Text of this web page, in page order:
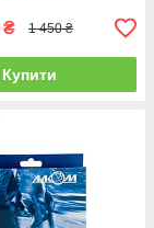
₴ 1 450 ₴
Купити